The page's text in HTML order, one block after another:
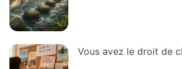
Vous avez le droit de